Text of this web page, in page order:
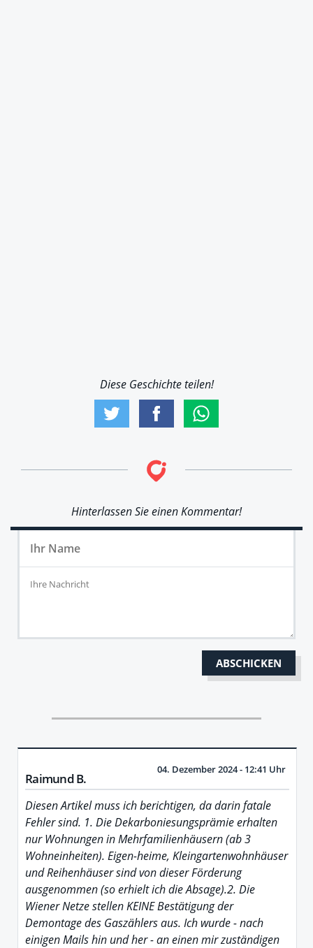
Diese Geschichte teilen!
Hinterlassen Sie einen Kommentar!
Raimund B.
04. Dezember 2024 - 12:41 Uhr
Diesen Artikel muss ich berichtigen, da darin fatale
Fehler sind. 1. Die Dekarboniesungsprämie erhalten
nur Wohnungen in Mehrfamilienhäusern (ab 3
Wohneinheiten). Eigen-heime, Kleingartenwohnhäuser
und Reihenhäuser sind von dieser Förderung
ausgenommen (so erhielt ich die Absage).2. Die
Wiener Netze stellen KEINE Bestätigung der
Demontage des Gaszählers aus. Ich wurde - nach
einigen Mails hin und her - an einen mir zuständigen